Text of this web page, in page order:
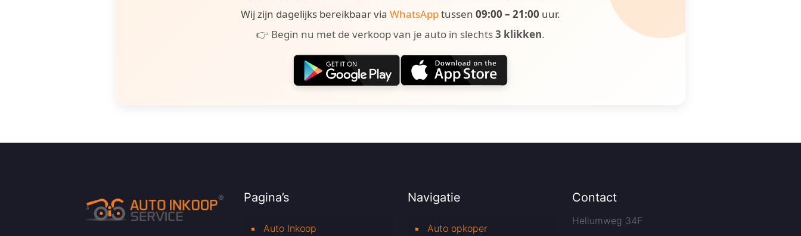
Wij zijn dagelijks bereikbaar via WhatsApptussen 09:00 – 21:00 uur.
👉 Begin nu met de verkoop van je auto in slechts3 klikken.
Pagina’s
Auto Inkoop
Navigatie
Auto opkoper
Contact
Heliumweg 34F